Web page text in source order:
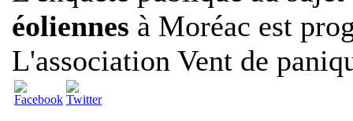
éoliennes à Moréac est
L'association Vent de